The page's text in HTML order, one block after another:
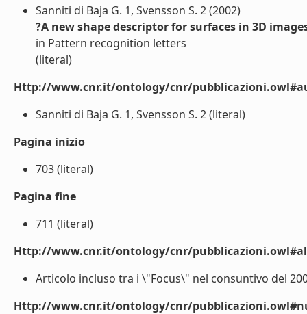
Sanniti di Baja G. 1, Svensson S. 2 (2002)
?A new shape descriptor for surfaces in 3D
in Pattern recognition letters
(literal)
Http://www.cnr.it/ontology/cnr/
Sanniti di Baja G. 1, Svensson S. 2 (literal)
Pagina inizio
703 (literal)
Pagina fine
711 (literal)
Http://www.cnr.it/ontology/cnr/
Articolo incluso tra i \"Focus\" nel consuntivo del
Http://www.cnr.it/ontology/cnr/